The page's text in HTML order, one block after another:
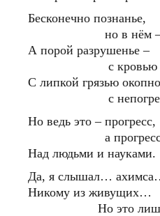
Бесконечно познанье,
но в нём – не
А порой разрушенье –
с кровью
С липкой грязью
с
Но ведь это – прогресс,
а прогресс –
Над людьми и науками.
Да, я слышал…
Никому из живущих…
Но это лишь